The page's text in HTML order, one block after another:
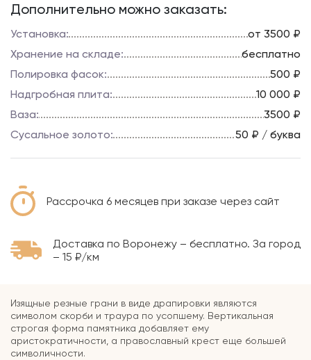
Дополнительно можно заказать:
Установка:
от 3500 ₽
Хранение на складе:
бесплатно
Полировка фасок:
500 ₽
Надгробная плита:
10 000 ₽
Ваза:
3500 ₽
Сусальное золото:
50 ₽ / буква
Рассрочка 6 месяцев при заказе через сайт
Доставка по Воронежу – бесплатно. За город
– 15 ₽/км
Изящные резные грани в виде драпировки являются
символом скорби и траура по усопшему. Вертикальная
строгая форма памятника добавляет ему
аристократичности, а православный крест еще большей
символичности.